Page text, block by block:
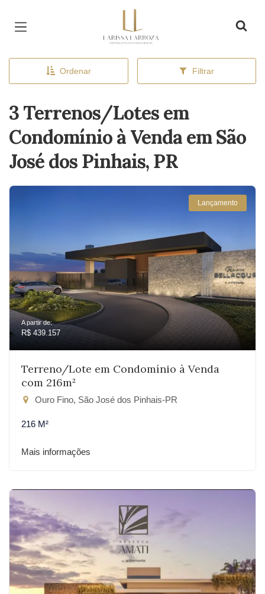
Ordenar Filtrar
3 Terrenos/Lotes em
Condomínio à Venda em São
José dos Pinhais, PR
Lançamento
A partir de:
R$ 439.157
Terreno/Lote em Condomínio à Venda
com 216m²
Ouro Fino, São José dos Pinhais-PR
216 M²
Mais informações